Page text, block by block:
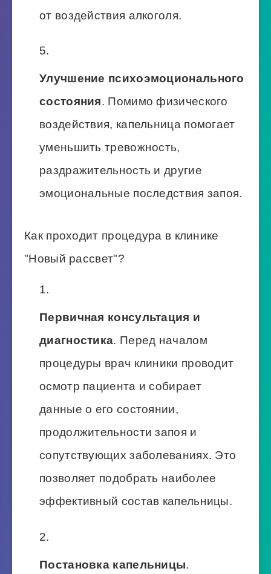
от воздействия алкоголя.
Улучшение психоэмоционального
состояния. Помимо физического
воздействия, капельница помогает
уменьшить тревожность,
раздражительность и другие
эмоциональные последствия запоя.
Как проходит процедура в клинике
"Новый рассвет"?
Первичная консультация и
диагностика. Перед началом
процедуры врач клиники проводит
осмотр пациента и собирает
данные о его состоянии,
продолжительности запоя и
сопутствующих заболеваниях. Это
позволяет подобрать наиболее
эффективный состав капельницы.
Постановка капельницы.